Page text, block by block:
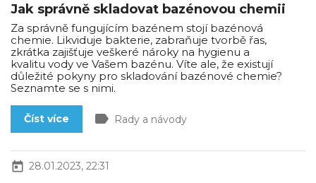
Jak správně skladovat bazénovou chemii
Za správně fungujícím bazénem stojí bazénová
chemie. Likviduje bakterie, zabraňuje tvorbě řas,
zkrátka zajišťuje veškeré nároky na hygienu a
kvalitu vody ve Vašem bazénu. Víte ale, že existují
důležité pokyny pro skladování bazénové chemie?
Seznamte se s nimi.
Číst více label Rady a návody
today 28.01.2023, 22:31